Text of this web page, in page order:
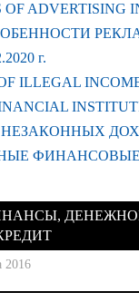
OF ADVERTISING
г.
ILLEGAL
2016